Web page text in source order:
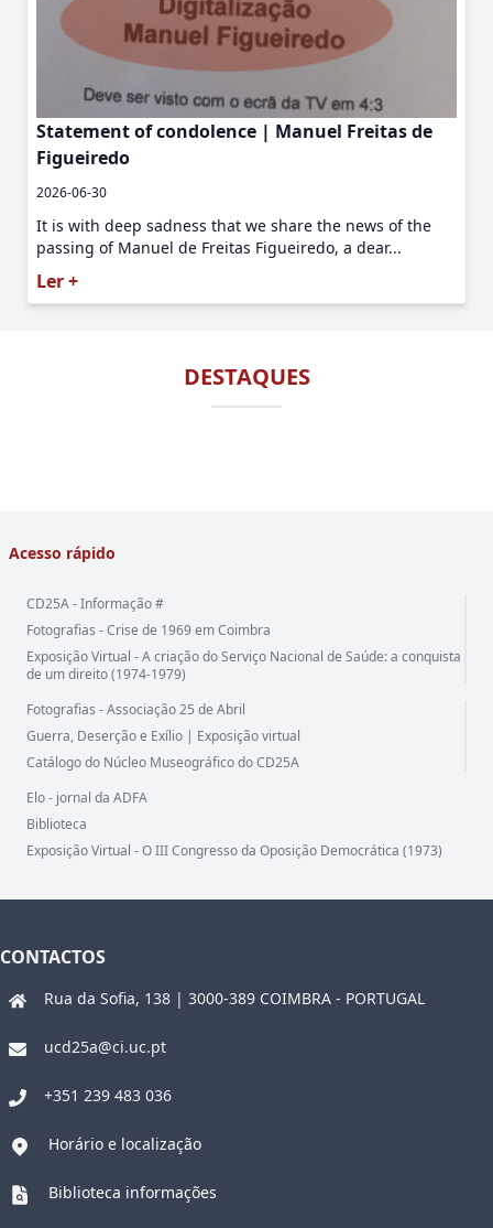
Statement of condolence | Manuel Freitas de
Figueiredo
2026-06-30
It is with deep sadness that we share the news of the
passing of Manuel de Freitas Figueiredo, a dear...
Ler +
DESTAQUES
Acesso rápido
CD25A - Informação #
Fotografias - Crise de 1969 em Coimbra
Exposição Virtual - A criação do Serviço Nacional de Saúde: a conquista
de um direito (1974-1979)
Fotografias - Associação 25 de Abril
Guerra, Deserção e Exílio | Exposição virtual
Catálogo do Núcleo Museográfico do CD25A
Elo - jornal da ADFA
Biblioteca
Exposição Virtual - O III Congresso da Oposição Democrática (1973)
CONTACTOS
Rua da Sofia, 138 | 3000-389 COIMBRA - PORTUGAL
ucd25a@ci.uc.pt
+351 239 483 036
Horário e localização
Biblioteca informações